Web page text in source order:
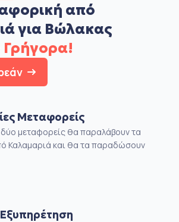
από
για Βώλακας
Γρήγορα!
Μεταφορείς
μεταφορείς θα παραλάβουν τα
Καλαμαριά και θα τα παραδώσουν